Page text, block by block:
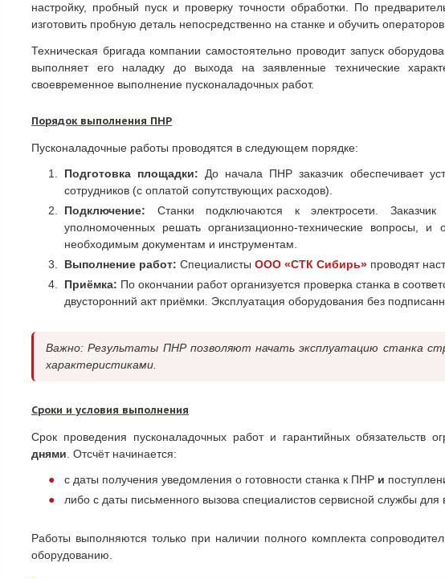
настройку, пробный пуск и проверку точности обработки. По
изготовить пробную деталь непосредственно на станке и обучить
Техническая бригада компании самостоятельно проводит запуск
выполняет его наладку до выхода на заявленные технические
своевременное выполнение пусконаладочных работ.
Порядок выполнения ПНР
Пусконаладочные работы проводятся в следующем порядке:
Подготовка площадки: До начала ПНР заказчик обеспечивает
сотрудников (с оплатой сопутствующих расходов).
Подключение: Станки подключаются к электросети. Заказчик
уполномоченных решать организационно-технические вопросы, и
необходимым документам и инструментам.
Выполнение работ: Специалисты ООО «СТК Сибирь» проводят
Приёмка: По окончании работ организуется проверка станка в
двусторонний акт приёмки. Эксплуатация оборудования без
Важно: Результаты ПНР позволяют начать эксплуатацию станка
характеристиками.
Сроки и условия выполнения
Срок проведения пусконаладочных работ и гарантийных обязательств
днями . Отсчёт начинается:
с даты получения уведомления о готовности станка к ПНР и
либо с даты письменного вызова специалистов сервисной службы
Работы выполняются только при наличии полного комплекта
оборудованию.